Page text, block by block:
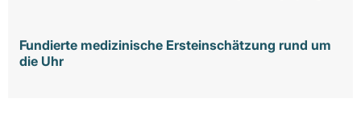
Fundierte medizinische Ersteinschätzung rund um
die Uhr